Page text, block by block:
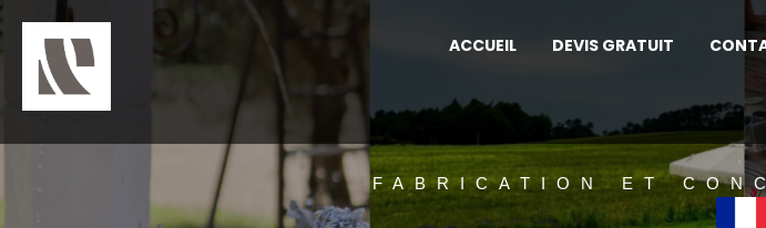
ACCUEIL DEVIS GRATUIT
.
FABRICATION ET